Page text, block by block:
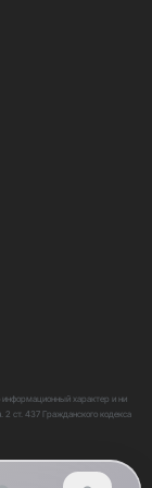
характер и ни
2 ст. 437 Гражданского кодекса